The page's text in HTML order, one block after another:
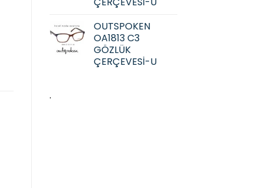
OUTSPOKEN
OA1813 C3
GÖZLÜK
ÇERÇEVESİ-U
.